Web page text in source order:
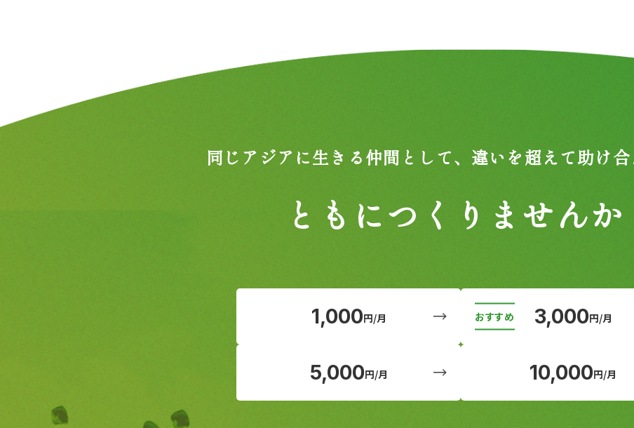
同じアジアに生きる仲間として、 違いを超えて助け
ともにつくりませんか
1,000円/月 3,000円/月
5,000円/月 10,000円/月